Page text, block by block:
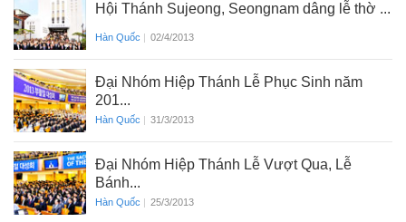
Hội Thánh Sujeong, Seongnam dâng lễ thờ ...
Hàn Quốc | 02/4/2013
Đại Nhóm Hiệp Thánh Lễ Phục Sinh năm
201...
Hàn Quốc | 31/3/2013
Đại Nhóm Hiệp Thánh Lễ Vượt Qua, Lễ
Bánh...
Hàn Quốc | 25/3/2013